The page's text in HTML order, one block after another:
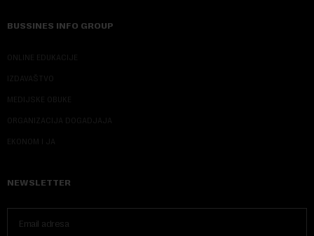
BUSSINES INFO GROUP
ONLINE EDUKACIJE
IZDAVAŠTVO
MEDIJSKE OBUKE
ORGANIZACIJA DOGADJAJA
EKONOM I JA
NEWSLETTER